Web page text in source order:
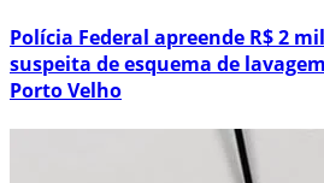
Polícia Federal apreende R$ 2
suspeita de esquema de
Porto Velho